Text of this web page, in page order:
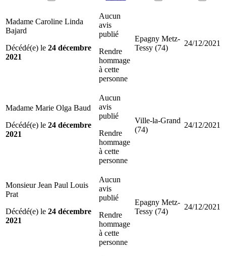
Madame Caroline Linda
Bajard
Décédé(e) le 24 décembre
2021
Aucun
avis
publié
Rendre
hommage
à cette
personne
Epagny Metz-
Tessy (74)
24/12/2021
Madame Marie Olga Baud
Décédé(e) le 24 décembre
2021
Aucun
avis
publié
Rendre
hommage
à cette
personne
Ville-la-Grand
(74)
24/12/2021
Monsieur Jean Paul Louis
Prat
Décédé(e) le 24 décembre
2021
Aucun
avis
publié
Rendre
hommage
à cette
personne
Epagny Metz-
Tessy (74)
24/12/2021